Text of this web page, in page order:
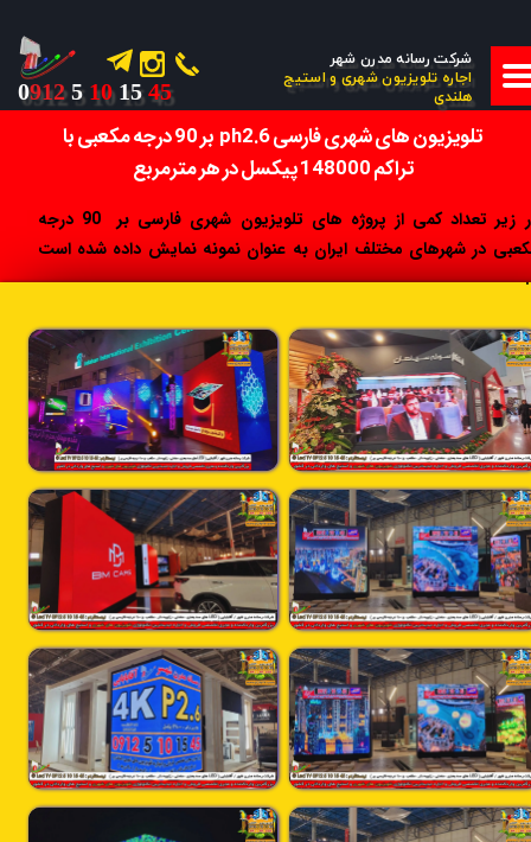
شرکت رسانه مدرن شهر
اجاره تلویزیون شهری و استیج
هلندی
0912510 1545
تلویزیون های شهری فارسی ph2.6 بر 90 درجه مکعبی با
تراکم 148000 پیکسل در هر مترمربع
در زیر تعداد کمی از پروژه های تلویزیون شهری فارسی بر 90 درجه
در شهرهای مختلف ایران به عنوان نمونه نمایش داده شده است